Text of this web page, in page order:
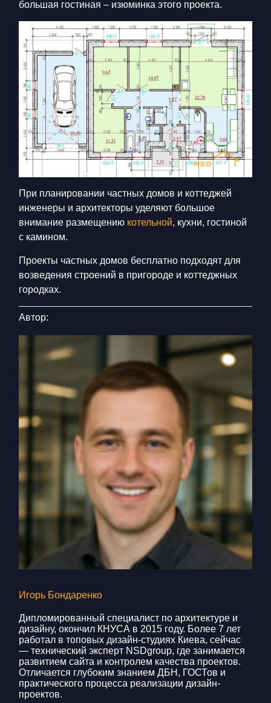
большая гостиная – изюминка этого проекта.
При планировании частных домов и коттеджей
инженеры и архитекторы уделяют большое
внимание размещению котельной, кухни, гостиной
с камином.
Проекты частных домов бесплатно подходят для
возведения строений в пригороде и коттеджных
городках.
Автор:
Игорь Бондаренко
Дипломированный специалист по архитектуре и
дизайну, окончил КНУСА в 2015 году. Более 7 лет
работал в топовых дизайн-студиях Киева, сейчас
— технический эксперт NSDgroup, где занимается
развитием сайта и контролем качества проектов.
Отличается глубоким знанием ДБН, ГОСТов и
практического процесса реализации дизайн-
проектов.